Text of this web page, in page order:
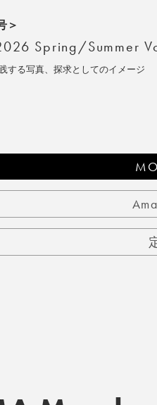
＞
Spring/Summer
する写真、探求としてのイメージ